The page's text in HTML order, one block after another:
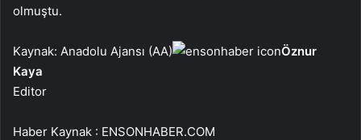
olmuştu.
Kaynak: Anadolu Ajansı (AA)
Öznur
Kaya
Editor
Haber Kaynak : ENSONHABER.COM